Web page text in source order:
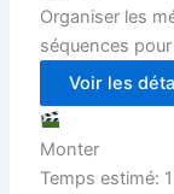
Organiser les
séquences
Voir les
Monter
Temps estimé: